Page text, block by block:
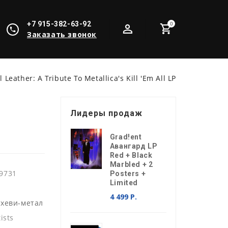
0
+7 915-382-63-92
Заказать звонок
A Tribute To Metallica's Kill 'Em All LP
метал
Лидеры продаж
Grad!ent
Авангард LP
Red + Black
Marbled + 2
Posters +
Limited
4 499 Р.